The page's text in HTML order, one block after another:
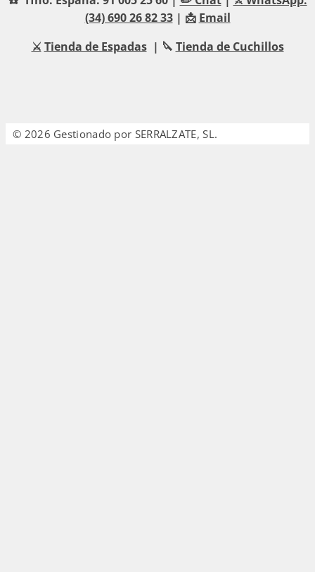
(34) 690 26 82 33| 📩 Email
⚔️ Tienda de Espadas| 🔪 Tienda de Cuchillos
© 2026 Gestionado por SERRALZATE, SL.